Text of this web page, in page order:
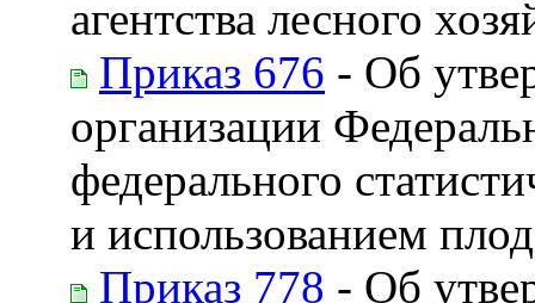
агентства лесного
Приказ 676 - Об
организации
федерального
и использованием
Приказ 778 - Об